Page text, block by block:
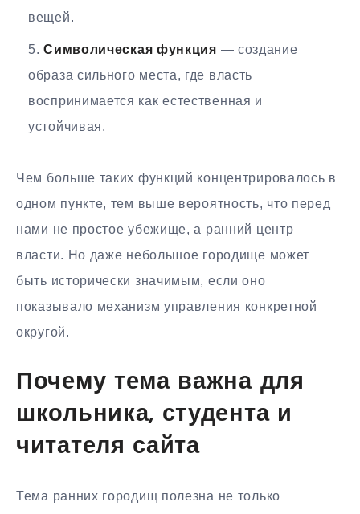
вещей.
Символическая функция — создание
образа сильного места, где власть
воспринимается как естественная и
устойчивая.
Чем больше таких функций концентрировалось в
одном пункте, тем выше вероятность, что перед
нами не простое убежище, а ранний центр
власти. Но даже небольшое городище может
быть исторически значимым, если оно
показывало механизм управления конкретной
округой.
Почему тема важна для
школьника, студента и
читателя сайта
Тема ранних городищ полезна не только